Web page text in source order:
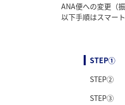
ANA便への変更（
以下手順はスマー
STEP①
STEP②
STEP③